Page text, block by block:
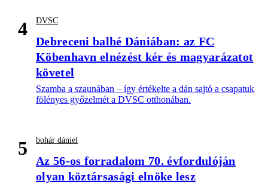
4 DVSC
Debreceni balhé Dániában: az FC
Köbenhavn elnézést kér és magyarázatot
követel
Szamba a szaunában – így értékelte a dán sajtó a csapatuk
fölényes győzelmét a DVSC otthonában.
5 bohár dániel
Az 56-os forradalom 70. évfordulóján
olyan köztársasági elnöke lesz